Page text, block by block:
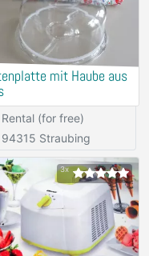
mit Haube aus
Rental (for free)
94315 Straubing
3x